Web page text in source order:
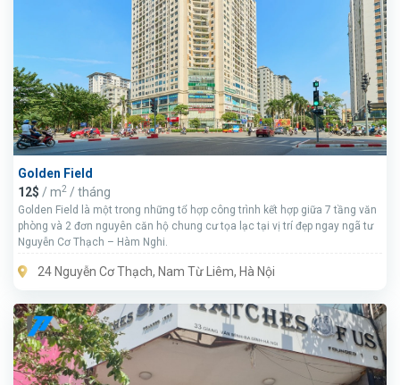
Golden Field
12$ / m2 / tháng
Golden Field là một trong những tổ hợp công trình kết hợp giữa 7 tầng văn
phòng và 2 đơn nguyên căn hộ chung cư tọa lạc tại vị trí đẹp ngay ngã tư
Nguyễn Cơ Thạch – Hàm Nghi.
24 Nguyễn Cơ Thạch, Nam Từ Liêm, Hà Nội